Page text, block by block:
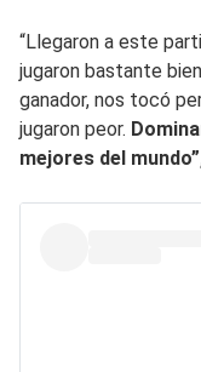
“Llegaron a este
jugaron bastante
ganador, nos tocó
jugaron peor.
mejores del